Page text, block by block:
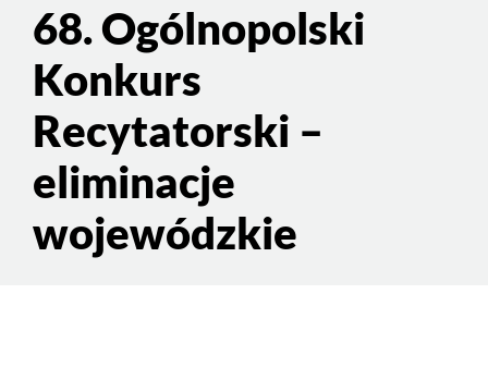
Treść
strony68. Ogólnopolski
Konkurs
Recytatorski –
eliminacje
wojewódzkie